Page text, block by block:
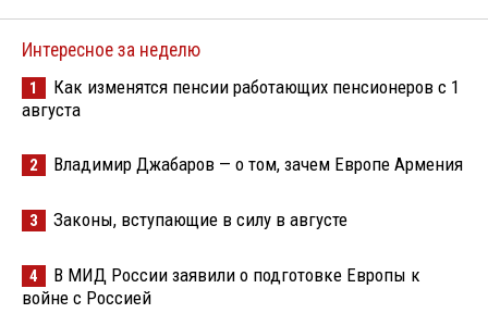
Интересное за неделю
1
Как изменятся пенсии работающих пенсионеров с 1
августа
2 Владимир Джабаров — о том, зачем Европе Армения
3 Законы, вступающие в силу в августе
4
В МИД России заявили о подготовке Европы к
войне с Россией